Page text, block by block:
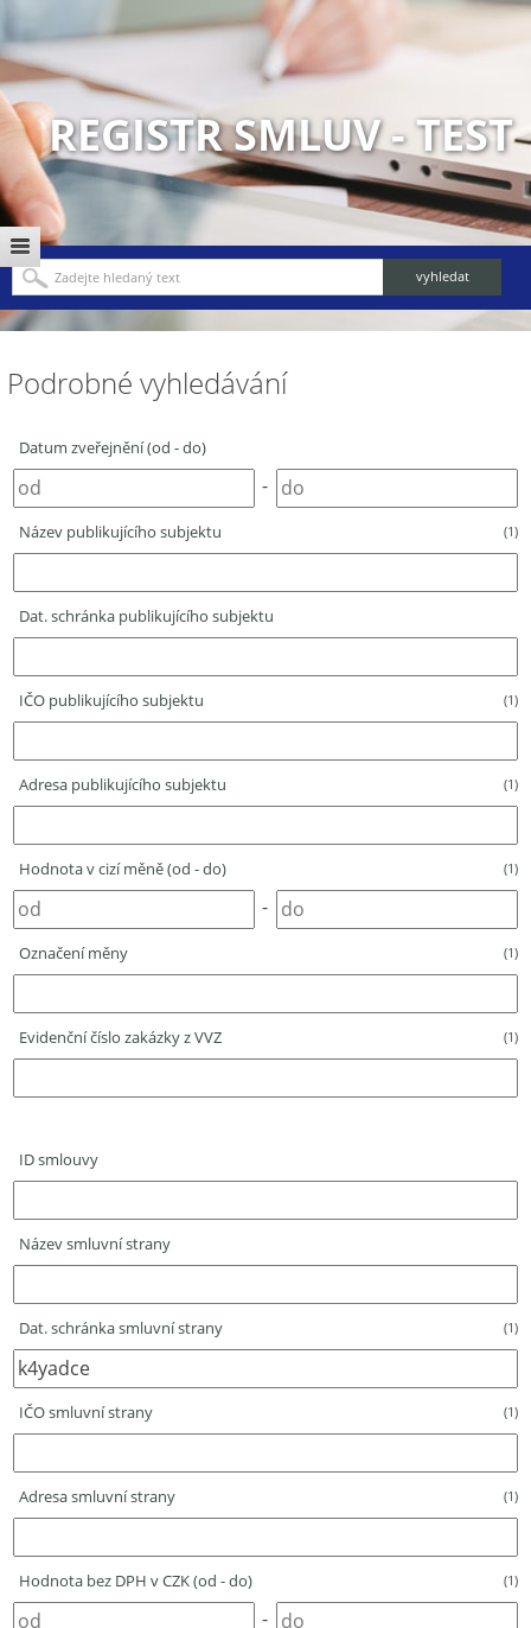
REGISTR SMLUV - TEST
Podrobné vyhledávání
Datum zveřejnění (od - do)
-
Název publikujícího subjektu (1)
Dat. schránka publikujícího subjektu
IČO publikujícího subjektu (1)
Adresa publikujícího subjektu (1)
Hodnota v cizí měně (od - do) (1)
-
Označení měny (1)
Evidenční číslo zakázky z VVZ (1)
ID smlouvy
Název smluvní strany
Dat. schránka smluvní strany (1)
IČO smluvní strany (1)
Adresa smluvní strany (1)
Hodnota bez DPH v CZK (od - do) (1)
-